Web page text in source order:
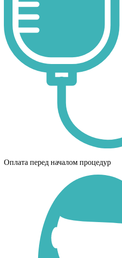
Оплата перед началом процедур